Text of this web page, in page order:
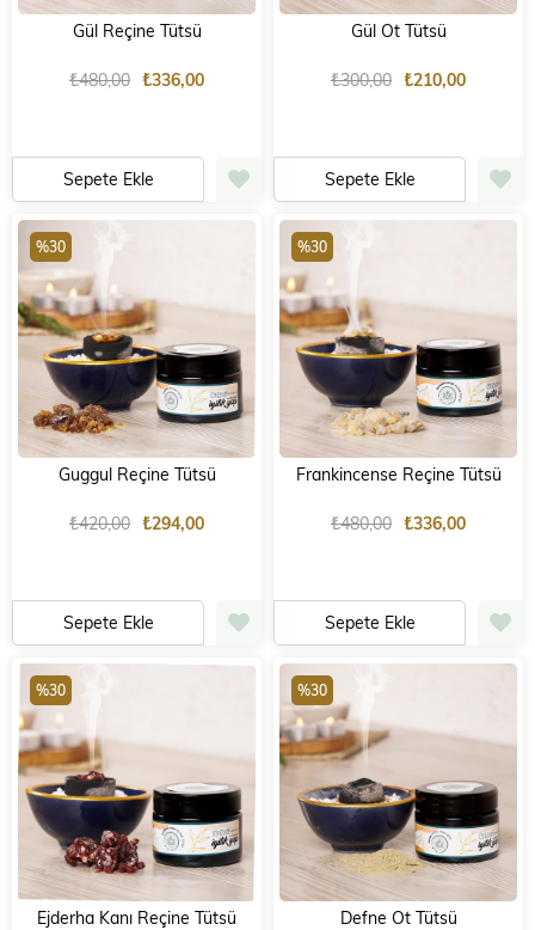
Gül Reçine Tütsü
₺336,00
₺480,00
Sepete Ekle
Gül Ot Tütsü
₺210,00
₺300,00
Sepete Ekle
Guggul Reçine Tütsü
₺294,00
₺420,00
Sepete Ekle
%30
Frankincense Reçine Tütsü
₺336,00
₺480,00
Sepete Ekle
%30
Ejderha Kanı Reçine Tütsü
%30
Defne Ot Tütsü
%30